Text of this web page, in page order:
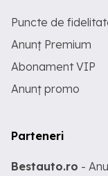
Puncte de
Anunț Premium
Abonament VIP
Anunț promo
Parteneri
Bestauto.ro -